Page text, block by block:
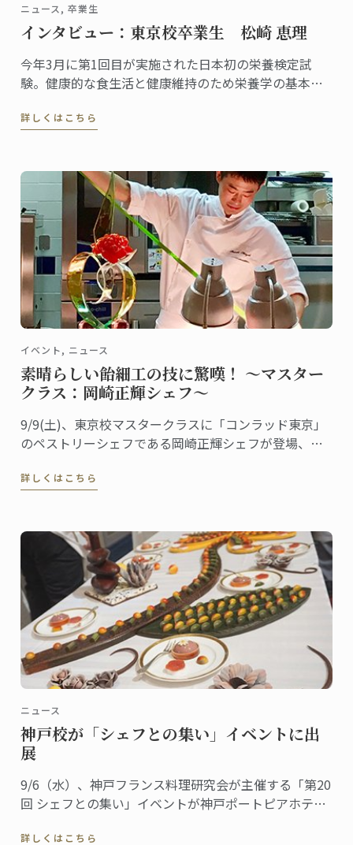
ニュース, 卒業生
インタビュー：東京校卒業生 松崎 恵理
今年3月に第1回目が実施された日本初の栄養検定試
験。健康的な食生活と健康維持のため栄養学の基本を
一般社団法人栄養検定協会の代表理事としてこの栄養
取得しました。
詳しくはこちら
イベント, ニュース
素晴らしい飴細工の技に驚嘆！ ～マスター
クラス：岡崎正輝シェフ～
9/9(土)、東京校マスタークラスに「コンラッド東京」
のペストリーシェフである岡崎正輝シェフが登場、シ
た。
詳しくはこちら
ニュース
神戸校が「シェフとの集い」イベントに出
展
9/6（水）、神戸フランス料理研究会が主催する「第20
回 シェフとの集い」イベントが神戸ポートピアホテル
詳しくはこちら